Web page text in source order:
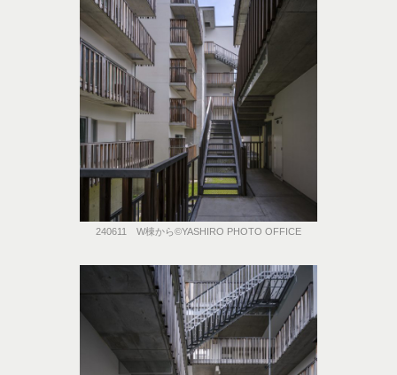
240611 W棟から©️YASHIRO PHOTO OFFICE